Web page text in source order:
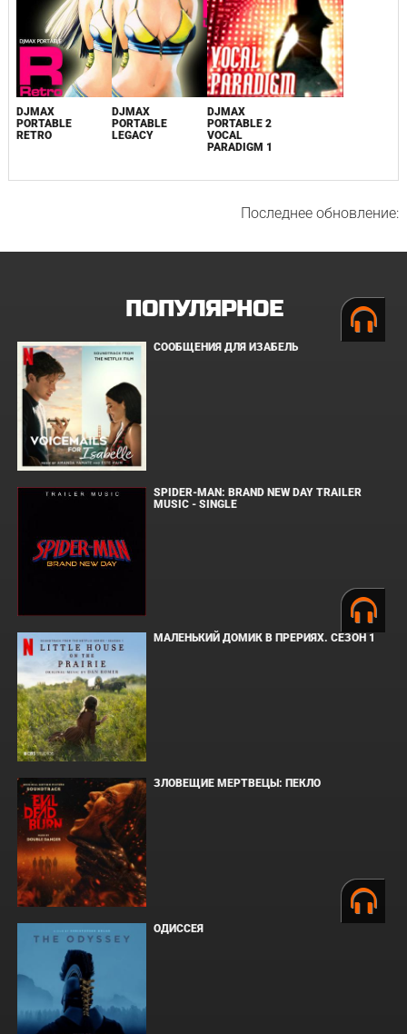
DJMAX
PORTABLE
RETRO
DJMAX
PORTABLE
LEGACY
DJMAX
PORTABLE 2
VOCAL
PARADIGM 1
Последнее обновление:
ПОПУЛЯРНОЕ
СООБЩЕНИЯ ДЛЯ ИЗАБЕЛЬ
SPIDER-MAN: BRAND NEW DAY TRAILER
MUSIC - SINGLE
МАЛЕНЬКИЙ ДОМИК В ПРЕРИЯХ. СЕЗОН 1
ЗЛОВЕЩИЕ МЕРТВЕЦЫ: ПЕКЛО
ОДИССЕЯ